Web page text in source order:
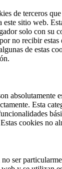
de terceros
sitio web.
solo con su
no recibir estas
de estas
absolutamente
Esta
cookies no
ser